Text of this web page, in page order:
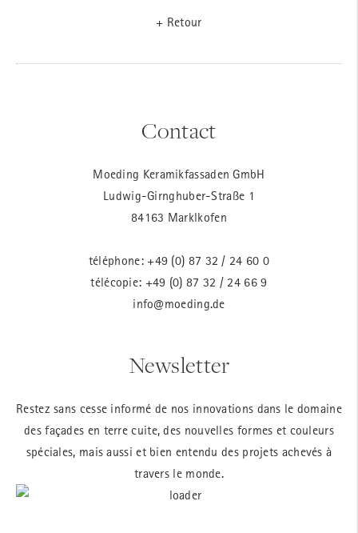
+ Retour
Contact
Moeding Keramikfassaden GmbH
Ludwig-Girnghuber-Straße 1
84163 Marklkofen
téléphone: +49 (0) 87 32 / 24 60 0
télécopie: +49 (0) 87 32 / 24 66 9
info@moeding.de
Newsletter
Restez sans cesse informé de nos innovations dans le domaine
des façades en terre cuite, des nouvelles formes et couleurs
spéciales, mais aussi et bien entendu des projets achevés à
travers le monde.